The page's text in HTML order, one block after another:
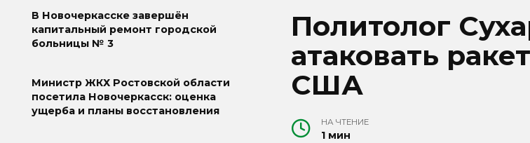
Политолог
атаковать
США
НА ЧТЕНИЕ
1 мин
В Новочеркасске завершён
капитальный ремонт городской
больницы № 3
Министр ЖКХ Ростовской области
посетила Новочеркасск: оценка
ущерба и планы восстановления